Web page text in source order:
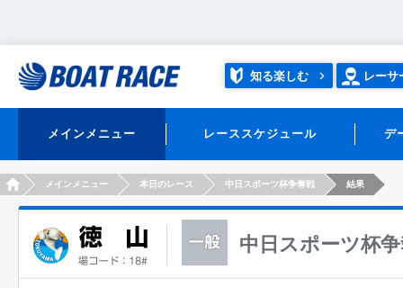
知る楽しむ レーサ
メインメニュー レーススケジュール デ
HOMEメインメニュー 本日のレース 中日スポーツ杯争奪戦 結果
中日スポーツ杯